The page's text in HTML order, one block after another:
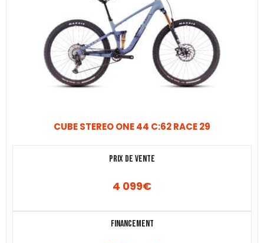
CUBE STEREO ONE 44 C:62 RACE 29
Prix de vente
4 099€
Financement